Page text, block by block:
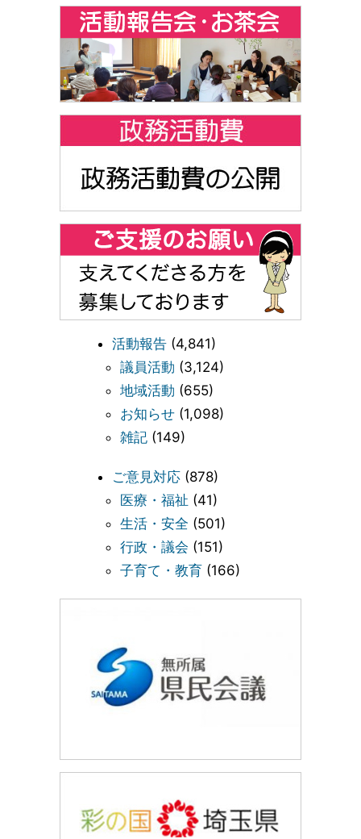
活動報告 (4,841)
議員活動 (3,124)
地域活動 (655)
お知らせ (1,098)
雑記 (149)
ご意見対応 (878)
医療・福祉 (41)
生活・安全 (501)
行政・議会 (151)
子育て・教育 (166)